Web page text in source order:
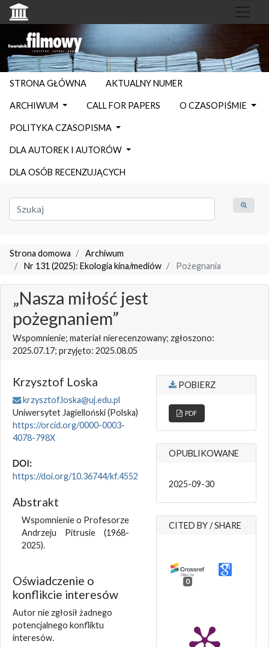
STRONA GŁÓWNA AKTUALNY NUMER
ARCHIWUM CALL FOR PAPERS O CZASOPIŚMIE
POLITYKA CZASOPISMA
DLA AUTOREK I AUTORÓW
DLA OSÓB RECENZUJĄCYCH
Strona domowa
Archiwum
Nr 131 (2025): Ekologia kina/mediów
Pożegnania
„Nasza miłość jest
pożegnaniem”
Wspomnienie; materiał nierecenzowany; zgłoszono:
2025.07.17; przyjęto: 2025.08.05
Krzysztof Loska
krzysztof.loska@uj.edu.pl
Uniwersytet Jagielloński(Polska)
https://orcid.org/0000-0003-
4078-798X
DOI:
https://doi.org/10.36744/kf.4552
Abstrakt
Wspomnienie o Profesorze
Andrzeju Pitrusie (1968-
2025).
Oświadczenie o
konflikcie interesów
Autor nie zgłosił żadnego
potencjalnego konfliktu
interesów.
POBIERZ
PDF
OPUBLIKOWANE
2025-09-30
CITED BY / SHARE
0